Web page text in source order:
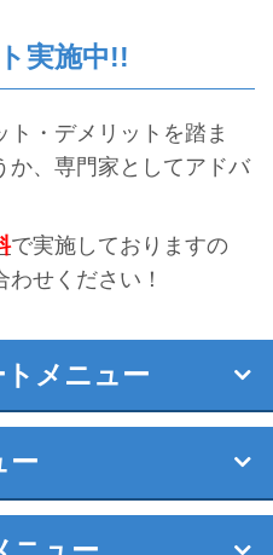
実施中!!
・デメリットを踏ま
か、専門家としてアドバ
で実施しておりますの
せください！
メニュー
ー